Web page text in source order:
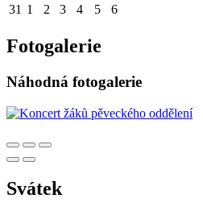
31 1 2 3 4 5 6
Fotogalerie
Náhodná fotogalerie
Svátek